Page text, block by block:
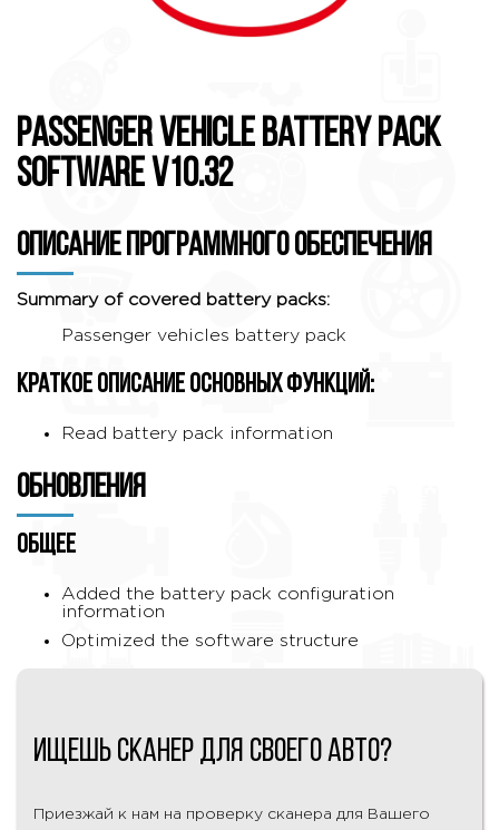
Passenger vehicle battery pack
software V10.32
Описание программного обеспечения
Summary of covered battery packs:
Passenger vehicles battery pack
Краткое описание основных функций:
Read battery pack information
Обновления
Общее
Added the battery pack configuration
information
Optimized the software structure
Ищешь сканер для своего авто?
Приезжай к нам на проверку сканера для Вашего